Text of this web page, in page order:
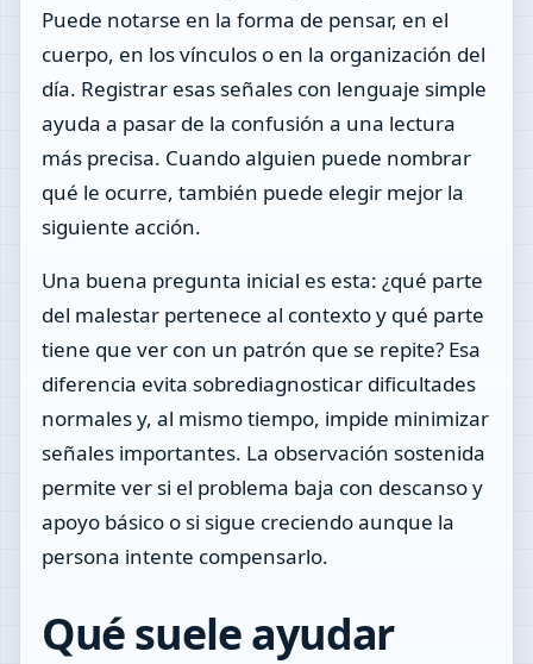
Puede notarse en la forma de pensar, en el
cuerpo, en los vínculos o en la organización del
día. Registrar esas señales con lenguaje simple
ayuda a pasar de la confusión a una lectura
más precisa. Cuando alguien puede nombrar
qué le ocurre, también puede elegir mejor la
siguiente acción.
Una buena pregunta inicial es esta: ¿qué parte
del malestar pertenece al contexto y qué parte
tiene que ver con un patrón que se repite? Esa
diferencia evita sobrediagnosticar dificultades
normales y, al mismo tiempo, impide minimizar
señales importantes. La observación sostenida
permite ver si el problema baja con descanso y
apoyo básico o si sigue creciendo aunque la
persona intente compensarlo.
Qué suele ayudar